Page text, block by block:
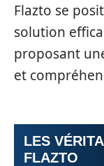
Flazto se
solution
proposant
et
LES
FLAZTO